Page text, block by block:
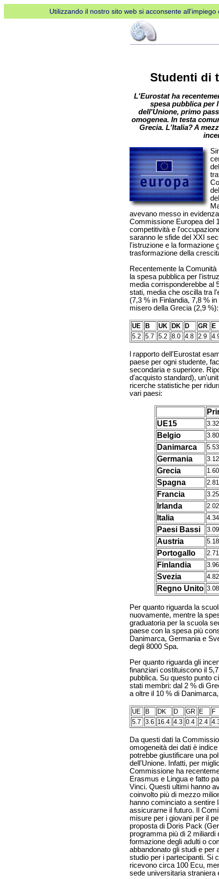
Utilizzando il nostro sito web si acconsente
Studenti di
L'Eurostat ha
spesa pubblica per
dell'Unione, primo
omogenea. In testa
Grecia. L'Italia? A
avevano messo in
Commissione Europea del
competitività e
saranno le sfide del XXI
l'istruzione e la formazione
trasformazione della
Recentemente la
la spesa pubblica per
media corrisponderebbe al
stati, media che oscilla tra
(7,3 % in Finlandia, 7,8 %
misero della Grecia (2,9 %):
UE B UK DK D GR
E
5.2 5.7 5.2 8.0 4.8 2.9
l rapporto dell'Eurostat
paese per ogni studente,
secondaria e superiore.
d'acquisto standard),
ricerche statistiche per
vari paesi:
UE15
Belgio
Danimarca
Germania
Grecia
Spagna
Francia
Irlanda
Italia
Paesi Bassi
Austria
Portogallo
Finlandia
Svezia
Regno Unito
Per quanto riguarda la
nuovamente, mentre la
graduatoria per la scuola
paese con la spesa più
Danimarca, Germania e
degli 8000 Spa.
Per quanto riguarda gli
finanziari costituiscono il
pubblica. Su questo punto
stati membri: dal 2 % di
a oltre il 10 % di
UE B DK D GR E
F
5.7 3.6 16.4 4.3 0.4 2.4
Da questi dati la
omogeneità dei dati è
potrebbe giustificare una
dell'Unione. Infatti, per
Commissione ha
Erasmus e Lingua e fatto
Vinci. Questi ultimi hanno
coinvolto più di mezzo
hanno cominciato a sentire
assicurarne il futuro. Il
misure per i giovani per il
proposta di Doris Pack
programma più di 2 miliardi
formazione degli adulti o
abbandonato gli studi e per
studio per i partecipanti. Si
ricevono circa 100 Ecu,
sede universitaria straniera